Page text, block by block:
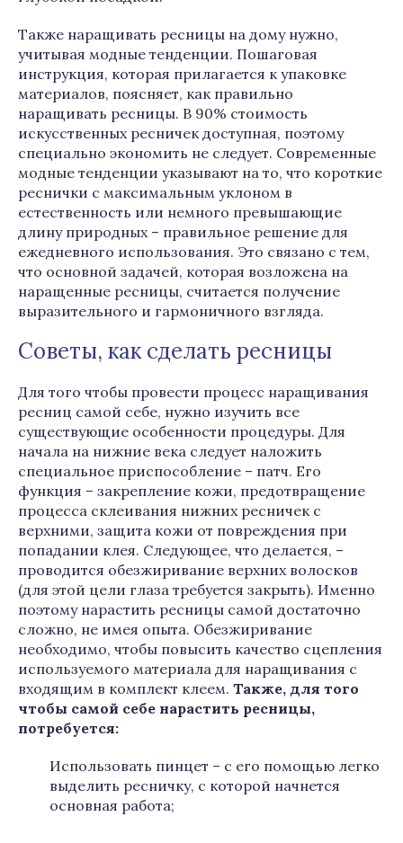
Также наращивать ресницы на дому нужно,
учитывая модные тенденции. Пошаговая
инструкция, которая прилагается к упаковке
материалов, поясняет, как правильно
наращивать ресницы. В 90% стоимость
искусственных ресничек доступная, поэтому
специально экономить не следует. Современные
модные тенденции указывают на то, что короткие
реснички с максимальным уклоном в
естественность или немного превышающие
длину природных – правильное решение для
ежедневного использования. Это связано с тем,
что основной задачей, которая возложена на
наращенные ресницы, считается получение
выразительного и гармоничного взгляда.
Советы, как сделать ресницы
Для того чтобы провести процесс наращивания
ресниц самой себе, нужно изучить все
существующие особенности процедуры. Для
начала на нижние века следует наложить
специальное приспособление – патч. Его
функция – закрепление кожи, предотвращение
процесса склеивания нижних ресничек с
верхними, защита кожи от повреждения при
попадании клея. Следующее, что делается, –
проводится обезжиривание верхних волосков
(для этой цели глаза требуется закрыть). Именно
поэтому нарастить ресницы самой достаточно
сложно, не имея опыта. Обезжиривание
необходимо, чтобы повысить качество сцепления
используемого материала для наращивания с
входящим в комплект клеем. Также, для того
чтобы самой себе нарастить ресницы,
потребуется:
Использовать пинцет – с его помощью легко
выделить ресничку, с которой начнется
основная работа;